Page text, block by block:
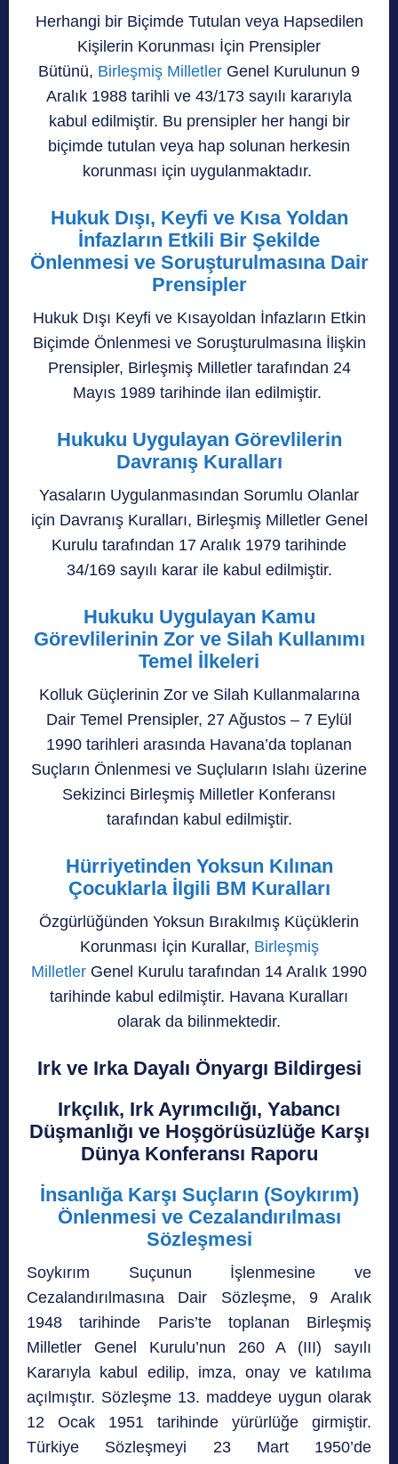
Herhangi bir Biçimde Tutulan veya Hapsedilen
Kişilerin Korunması İçin Prensipler
Bütünü, Birleşmiş Milletler Genel Kurulunun 9
Aralık 1988 tarihli ve 43/173 sayılı kararıyla
kabul edilmiştir. Bu prensipler her hangi bir
biçimde tutulan veya hap solunan herkesin
korunması için uygulanmaktadır.
Hukuk Dışı, Keyfi ve Kısa Yoldan
İnfazların Etkili Bir Şekilde
Önlenmesi ve Soruşturulmasına Dair
Prensipler
Hukuk Dışı Keyfi ve Kısayoldan İnfazların Etkin
Biçimde Önlenmesi ve Soruşturulmasına İlişkin
Prensipler, Birleşmiş Milletler tarafından 24
Mayıs 1989 tarihinde ilan edilmiştir.
Hukuku Uygulayan Görevlilerin
Davranış Kuralları
Yasaların Uygulanmasından Sorumlu Olanlar
için Davranış Kuralları, Birleşmiş Milletler Genel
Kurulu tarafından 17 Aralık 1979 tarihinde
34/169 sayılı karar ile kabul edilmiştir.
Hukuku Uygulayan Kamu
Görevlilerinin Zor ve Silah Kullanımı
Temel İlkeleri
Kolluk Güçlerinin Zor ve Silah Kullanmalarına
Dair Temel Prensipler, 27 Ağustos – 7 Eylül
1990 tarihleri arasında Havana’da toplanan
Suçların Önlenmesi ve Suçluların Islahı üzerine
Sekizinci Birleşmiş Milletler Konferansı
tarafından kabul edilmiştir.
Hürriyetinden Yoksun Kılınan
Çocuklarla İlgili BM Kuralları
Özgürlüğünden Yoksun Bırakılmış Küçüklerin
Korunması İçin Kurallar, Birleşmiş
Milletler Genel Kurulu tarafından 14 Aralık 1990
tarihinde kabul edilmiştir. Havana Kuralları
olarak da bilinmektedir.
Irk ve Irka Dayalı Önyargı Bildirgesi
Irkçılık, Irk Ayrımcılığı, Yabancı
Düşmanlığı ve Hoşgörüsüzlüğe Karşı
Dünya Konferansı Raporu
İnsanlığa Karşı Suçların (Soykırım)
Önlenmesi ve Cezalandırılması
Sözleşmesi
Soykırım Suçunun İşlenmesine ve
Cezalandırılmasına Dair Sözleşme, 9 Aralık
1948 tarihinde Paris’te toplanan Birleşmiş
Milletler Genel Kurulu’nun 260 A (III) sayılı
Kararıyla kabul edilip, imza, onay ve katılıma
açılmıştır. Sözleşme 13. maddeye uygun olarak
12 Ocak 1951 tarihinde yürürlüğe girmiştir.
Türkiye Sözleşmeyi 23 Mart 1950’de